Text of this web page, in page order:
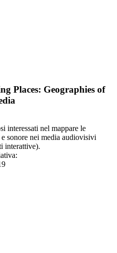
Places: Geographies of
interessati nel mappare le
sonore nei media audiovisivi
interattive).